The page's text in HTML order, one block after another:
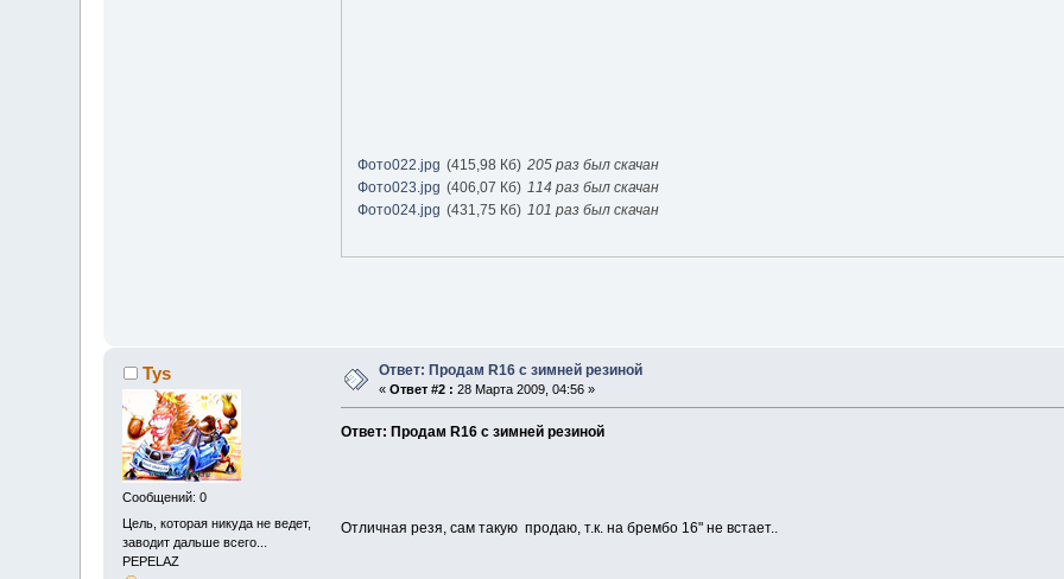
Фото022.jpg (415,98 Кб) 205 раз был скачан
Фото023.jpg (406,07 Кб) 114 раз был скачан
Фото024.jpg (431,75 Кб) 101 раз был скачан
Tys
Сообщений: 0
Цель, которая никуда не ведет,
заводит дальше всего...
PEPELAZ
Ответ: Продам R16 с зимней резиной
«Ответ #2 : 28 Марта 2009, 04:56 »
Ответ: Продам R16 с зимней резиной
Отличная резя, сам такую продаю, т.к. на брембо 16" не встает..